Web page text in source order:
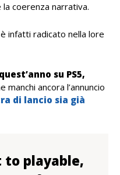
coerenza narrativa.
infatti radicato nella lore
su PS5,
manchi ancora l’annuncio
di lancio sia già
to playable,